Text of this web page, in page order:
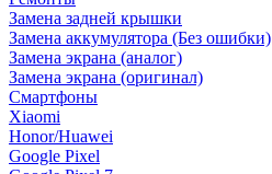
Замена задней крышки
Замена аккумулятора (Без ошибки)
Замена экрана (аналог)
Замена экрана (оригинал)
Смартфоны
Xiaomi
Honor/Huawei
Google Pixel